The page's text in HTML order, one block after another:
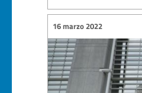
16 marzo 2022